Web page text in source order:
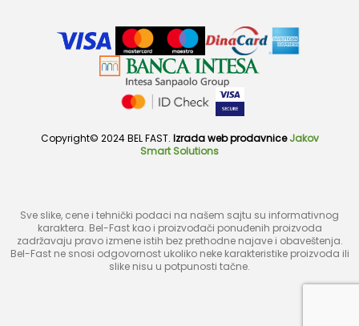
Copyright© 2024 BEL FAST. Izrada web prodavnice Jakov
Smart Solutions
Sve slike, cene i tehnički podaci na našem sajtu su informativnog
karaktera. Bel-Fast kao i proizvođači ponuđenih proizvoda
zadržavaju pravo izmene istih bez prethodne najave i obaveštenja.
Bel-Fast ne snosi odgovornost ukoliko neke karakteristike proizvoda ili
slike nisu u potpunosti tačne.